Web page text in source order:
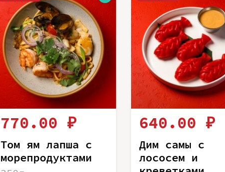
770.00 ₽
Том ям лапша с
морепродуктами
640.00 ₽
Дим самы с
лососем и